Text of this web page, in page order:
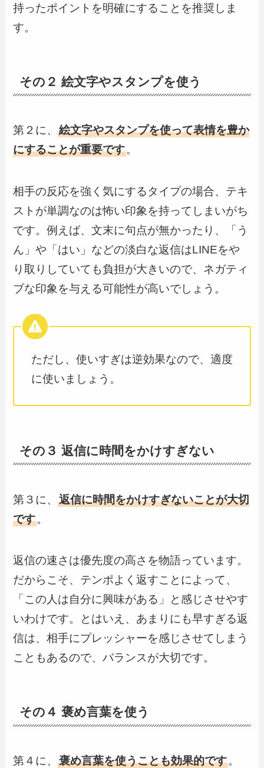
持ったポイントを明確にすることを推奨しま
す。
その２ 絵文字やスタンプを使う
第２に、絵文字やスタンプを使って表情を豊か
にすることが重要です。
相手の反応を強く気にするタイプの場合、テキ
ストが単調なのは怖い印象を持ってしまいがち
です。例えば、文末に句点が無かったり、「う
ん」や「はい」などの淡白な返信はLINEをや
り取りしていても負担が大きいので、ネガティ
ブな印象を与える可能性が高いでしょう。
ただし、使いすぎは逆効果なので、適度
に使いましょう。
その３ 返信に時間をかけすぎない
第３に、返信に時間をかけすぎないことが大切
です。
返信の速さは優先度の高さを物語っています。
だからこそ、テンポよく返すことによって、
「この人は自分に興味がある」と感じさせやす
いわけです。とはいえ、あまりにも早すぎる返
信は、相手にプレッシャーを感じさせてしまう
こともあるので、バランスが大切です。
その４ 褒め言葉を使う
第４に、褒め言葉を使うことも効果的です。